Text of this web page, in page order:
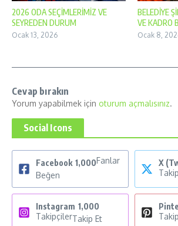
2026 ODA SEÇİMLERİMİZ VE
SEYREDEN DURUM
Ocak 13, 2026
BELEDİYE
VE KADRO
Ocak 8,
Cevap bırakın
Yorum yapabilmek için oturum açmalısınız.
Social Icons
Facebook 1,000Fanlar
Beğen
X
Instagram 1,000
TakipçilerTakip Et